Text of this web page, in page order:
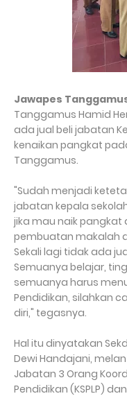
Jawapes
Tanggamus Hamid
ada jual beli jabatan
kenaikan pangkat
Tanggamus.
"Sudah menjadi
jabatan kepala
jika mau naik
pembuatan makalah
Sekali lagi tidak ada
Semuanya belajar,
semuanya harus
Pendidikan, silahkan
diri," tegasnya.
Hal itu dinyatakan
Dewi Handajani,
Jabatan 3 Orang
Pendidikan (KSPLP)